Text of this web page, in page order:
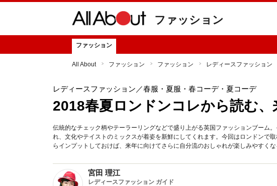
ファッション
ファッション
All About ファッション ファッション レディースファッション
レディースファッション ／春服・夏服・春コーデ・夏コーデ
2018春夏ロンドンコレから読む、
伝統的なチェック柄やテーラーリングなどで盛り上がる英国ファッションブーム
れ、文化やテイストのミックスが着姿を新鮮にしてくれます。今回はロンドンで
らインプットしておけば、来年に向けてさらに自分流のおしゃれが楽しみやすくな
宮田 理江
レディースファッション ガイド